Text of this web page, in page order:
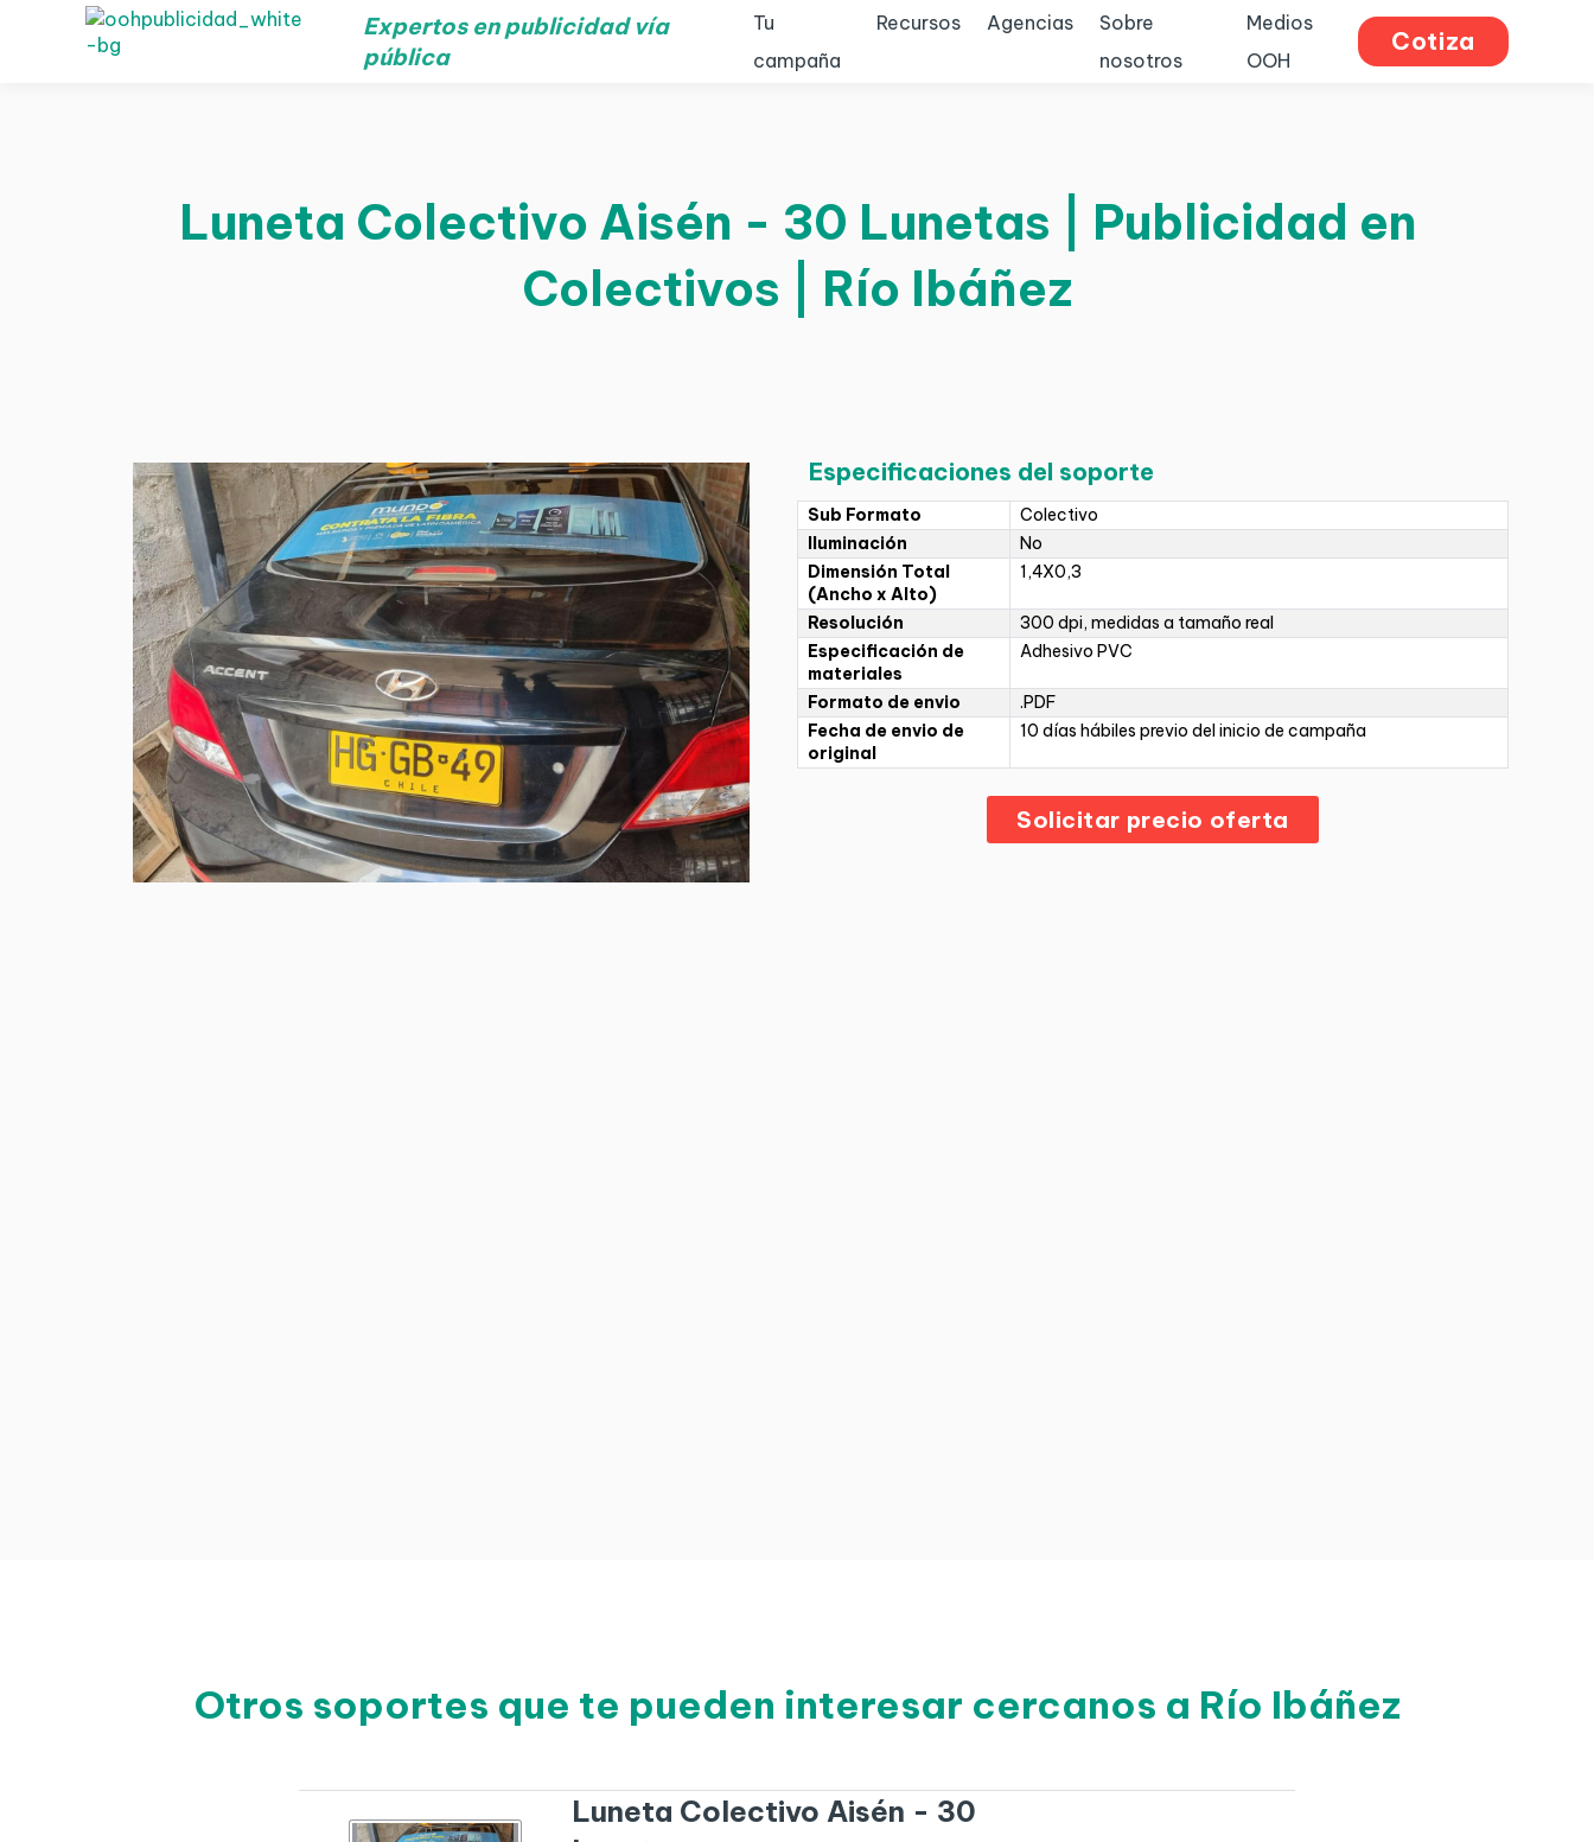
Expertos en publicidad vía
pública
Tu
campaña
Recursos Agencias
Sobre
nosotros
Medios
OOH
Cotiza
Luneta Colectivo Aisén - 30 Lunetas | Publicidad en
Colectivos | Río Ibáñez
Especificaciones del soporte
Sub Formato
Colectivo
Iluminación
No
Dimensión Total
(Ancho x Alto)
1,4X0,3
Resolución
300 dpi, medidas a tamaño real
Especificación de
materiales
Adhesivo PVC
Formato de envio
.PDF
Fecha de envio de
original
10 días hábiles previo del inicio de campaña
Solicitar precio oferta
Otros soportes que te pueden interesar cercanos a Río Ibáñez
Luneta Colectivo Aisén - 30